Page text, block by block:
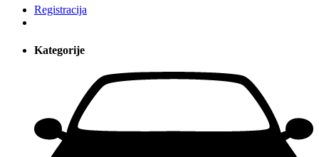
Registracija
Kategorije